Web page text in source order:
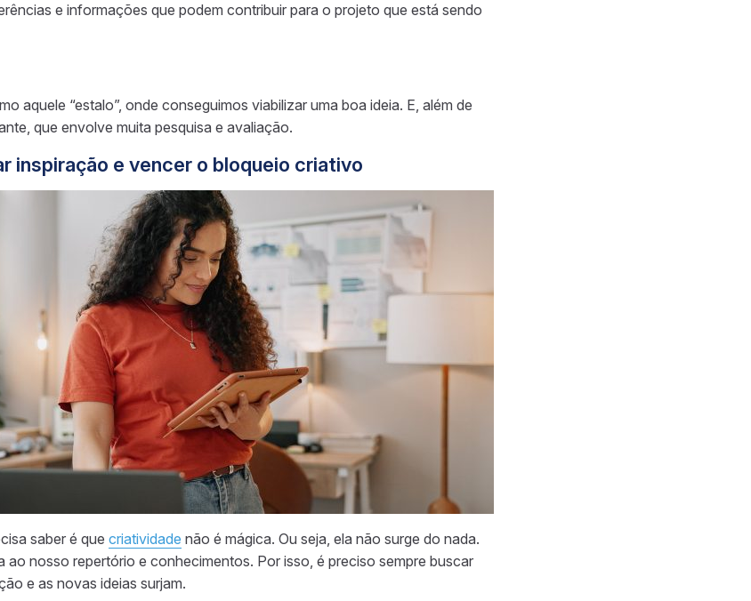
e informações que podem contribuir para o projeto que está sendo
aquele “estalo”, onde conseguimos viabilizar uma boa ideia. E, além de
que envolve muita pesquisa e avaliação.
inspiração e vencer o bloqueio criativo
saber é que criatividade não é mágica. Ou seja, ela não surge do nada.
ao nosso repertório e conhecimentos. Por isso, é preciso sempre buscar
e as novas ideias surjam.